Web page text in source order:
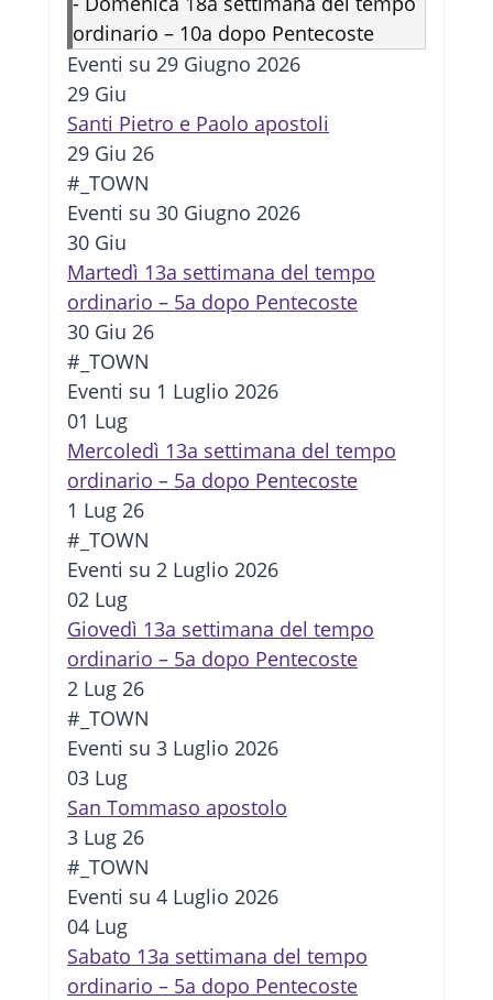
ordinario – 10a dopo Pentecoste
Eventi su 29 Giugno 2026
29 Giu
Santi Pietro e Paolo apostoli
29 Giu 26
#_TOWN
Eventi su 30 Giugno 2026
30 Giu
Martedì 13a settimana del tempo
ordinario – 5a dopo Pentecoste
30 Giu 26
#_TOWN
Eventi su 1 Luglio 2026
01 Lug
Mercoledì 13a settimana del tempo
ordinario – 5a dopo Pentecoste
1 Lug 26
#_TOWN
Eventi su 2 Luglio 2026
02 Lug
Giovedì 13a settimana del tempo
ordinario – 5a dopo Pentecoste
2 Lug 26
#_TOWN
Eventi su 3 Luglio 2026
03 Lug
San Tommaso apostolo
3 Lug 26
#_TOWN
Eventi su 4 Luglio 2026
04 Lug
Sabato 13a settimana del tempo
ordinario – 5a dopo Pentecoste